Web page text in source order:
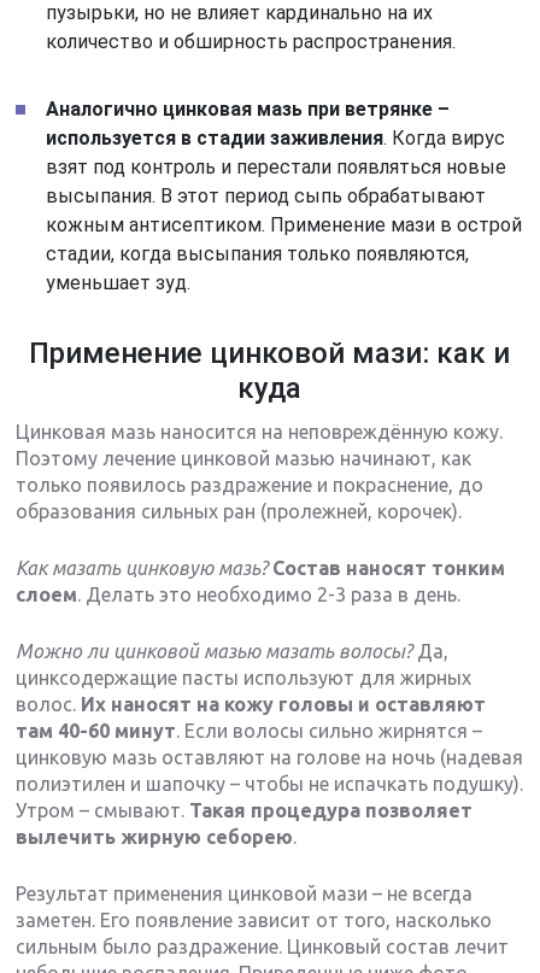
пузырьки, но не влияет кардинально на их
количество и обширность распространения.
Аналогично цинковая мазь при ветрянке –
используется в стадии заживления. Когда вирус
взят под контроль и перестали появляться новые
высыпания. В этот период сыпь обрабатывают
кожным антисептиком. Применение мази в острой
стадии, когда высыпания только появляются,
уменьшает зуд.
Применение цинковой мази: как и
куда
Цинковая мазь наносится на неповреждённую кожу.
Поэтому лечение цинковой мазью начинают, как
только появилось раздражение и покраснение, до
образования сильных ран (пролежней, корочек).
Как мазать цинковую мазь? Состав наносят тонким
слоем. Делать это необходимо 2-3 раза в день.
Можно ли цинковой мазью мазать волосы?Да,
цинксодержащие пасты используют для жирных
волос. Их наносят на кожу головы и оставляют
там 40-60 минут. Если волосы сильно жирнятся –
цинковую мазь оставляют на голове на ночь (надевая
полиэтилен и шапочку – чтобы не испачкать подушку).
Утром – смывают. Такая процедура позволяет
вылечить жирную себорею.
Результат применения цинковой мази – не всегда
заметен. Его появление зависит от того, насколько
сильным было раздражение. Цинковый состав лечит